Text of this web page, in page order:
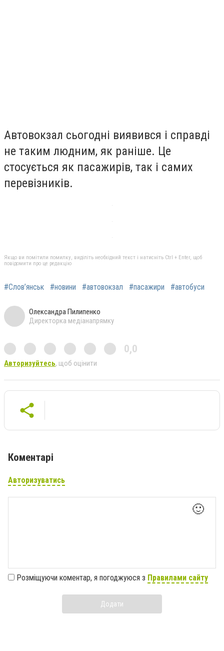
Автовокзал сьогодні виявився і справді
не таким людним, як раніше. Це
стосується як пасажирів, так і самих
перевізників.
Якщо ви помітили помилку, виділіть необхідний текст і натисніть Ctrl + Enter, щоб
повідомити про це редакцію
#Слов’янськ #новини #автовокзал #пасажири #автобуси
Олександра Пилипенко
Директорка медіанапрямку
0,0
Авторизуйтесь, щоб оцінити
Коментарі
Авторизуватись
🙂
Розміщуючи коментар, я погоджуюся з Правилами сайту
Додати